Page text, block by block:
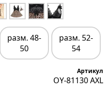
разм. 48-
50
разм. 52-
54
Артикул
OY-81130 AXL